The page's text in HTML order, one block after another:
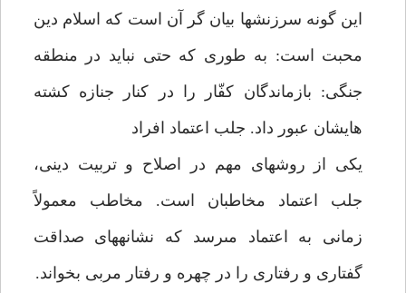
اين گونه سرزنش‏ها بيان گر آن است كه اسلام دين
محبت است: به طورى كه حتى نبايد در منطقه
جنگى: بازماندگان كفّار را در كنار جنازه كشته
هايشان عبور داد. جلب اعتماد افراد
يكى از روش‏هاى مهم در اصلاح و تربيت دينى،
جلب اعتماد مخاطبان است. مخاطب معمولاً
زمانى به اعتماد مى‏رسد كه نشانه‏هاى صداقت
گفتارى و رفتارى را در چهره و رفتار مربى بخواند.